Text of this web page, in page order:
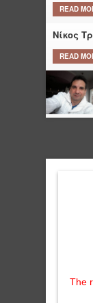
READ
Νίκος
READ
The